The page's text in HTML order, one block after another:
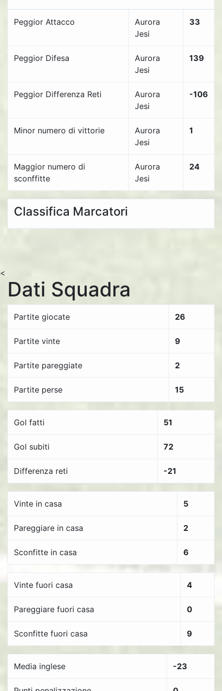
Peggior Attacco
Aurora
Jesi
33
Peggior Difesa
Aurora
Jesi
139
Peggior Differenza Reti
Aurora
Jesi
-106
Minor numero di vittorie
Aurora
Jesi
1
Maggior numero di
sconffitte
Aurora
Jesi
24
Classifica Marcatori
<
Dati Squadra
Partite giocate 26
Partite vinte 9
Partite pareggiate 2
Partite perse 15
Gol fatti 51
Gol subiti 72
Differenza reti -21
Vinte in casa 5
Pareggiare in casa 2
Sconfitte in casa 6
Vinte fuori casa 4
Pareggiare fuori casa 0
Sconfitte fuori casa 9
Media inglese -23